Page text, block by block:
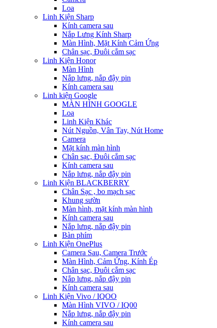
Loa
Linh Kiện Sharp
Kính camera sau
Nắp Lưng Kính Sharp
Màn Hình, Mặt Kính Cảm Ứng
Chân sạc, Đuôi cắm sạc
Linh Kiện Honor
Màn Hình
Nắp lưng, nắp đậy pin
Kính camera sau
Linh kiện Google
MÀN HÌNH GOOGLE
Loa
Linh Kiện Khác
Nút Nguồn, Vân Tay, Nút Home
Camera
Mặt kính màn hình
Chân sạc, Đuôi cắm sạc
Kính camera sau
Nắp lưng, nắp đậy pin
Linh Kiện BLACKBERRY
Chân Sạc , bo mạch sạc
Khung sườn
Màn hình, mặt kính màn hình
Kính camera sau
Nắp lưng, nắp đậy pin
Bàn phím
Linh Kiện OnePlus
Camera Sau, Camera Trước
Màn Hình, Cảm Ứng, Kính Ép
Chân sạc, Đuôi cắm sạc
Nắp lưng, nắp đậy pin
Kính camera sau
Linh Kiện Vivo / IQOO
Màn Hình VIVO / IQ00
Nắp lưng, nắp đậy pin
Kính camera sau